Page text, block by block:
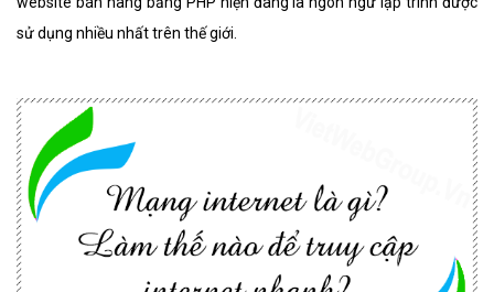
sử dụng nhiều nhất trên thế giới.